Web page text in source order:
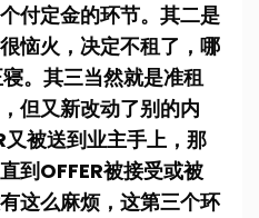
付定金的环节。其二是
恼火，决定不租了，哪
。其三当然就是准租
但又新改动了别的内
被送到业主手上，那
到OFFER被接受或被
这么麻烦，这第三个环